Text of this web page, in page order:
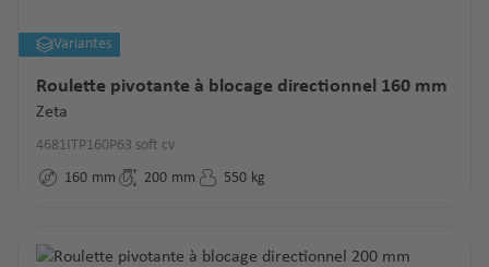
Variantes
Roulette pivotante à blocage directionnel 160 mm
Zeta
4681ITP160P63 soft cv
160 mm 200 mm 550 kg